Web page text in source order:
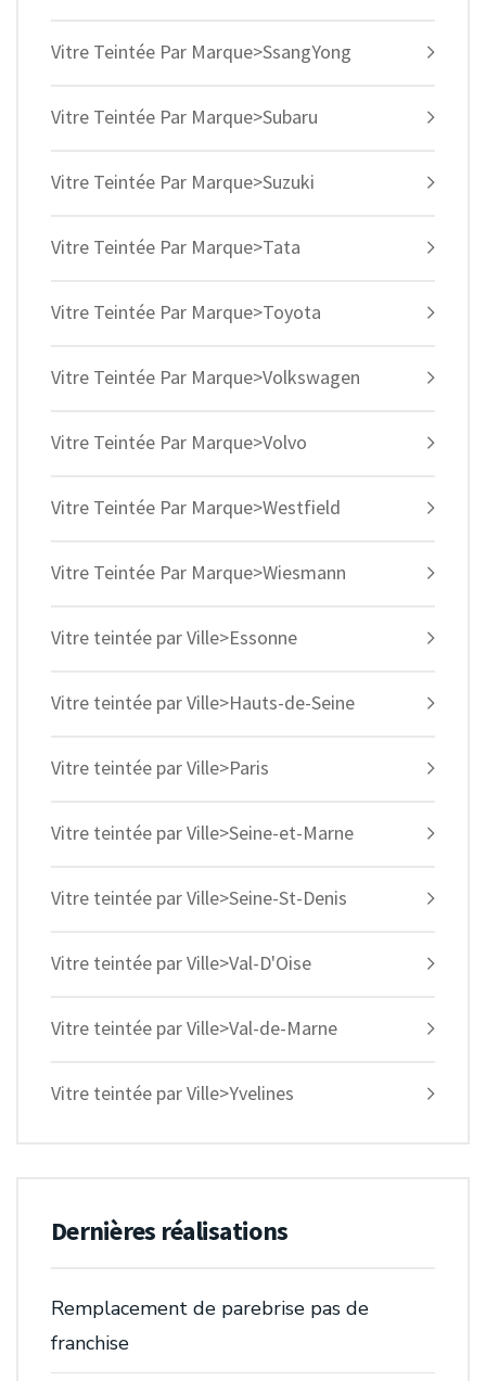
Vitre Teintée Par Marque>SsangYong
Vitre Teintée Par Marque>Subaru
Vitre Teintée Par Marque>Suzuki
Vitre Teintée Par Marque>Tata
Vitre Teintée Par Marque>Toyota
Vitre Teintée Par Marque>Volkswagen
Vitre Teintée Par Marque>Volvo
Vitre Teintée Par Marque>Westfield
Vitre Teintée Par Marque>Wiesmann
Vitre teintée par Ville>Essonne
Vitre teintée par Ville>Hauts-de-Seine
Vitre teintée par Ville>Paris
Vitre teintée par Ville>Seine-et-Marne
Vitre teintée par Ville>Seine-St-Denis
Vitre teintée par Ville>Val-D'Oise
Vitre teintée par Ville>Val-de-Marne
Vitre teintée par Ville>Yvelines
Dernières réalisations
Remplacement de parebrise pas de
franchise